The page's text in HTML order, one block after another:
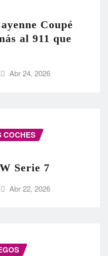
Coupé
al 911 que
Abr 24, 2026
COCHES
Serie 7
Abr 22, 2026